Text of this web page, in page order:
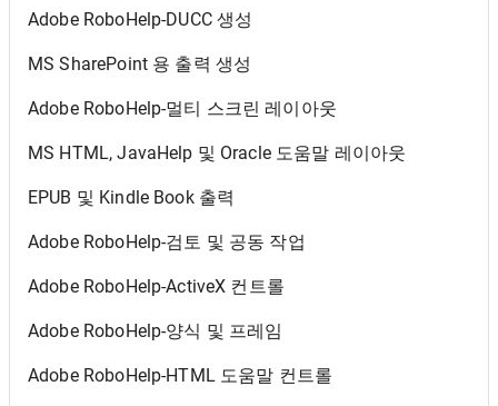
Adobe RoboHelp-DUCC 생성
MS SharePoint 용 출력 생성
Adobe RoboHelp-멀티 스크린 레이아웃
MS HTML, JavaHelp 및 Oracle 도움말 레이아웃
EPUB 및 Kindle Book 출력
Adobe RoboHelp-검토 및 공동 작업
Adobe RoboHelp-ActiveX 컨트롤
Adobe RoboHelp-양식 및 프레임
Adobe RoboHelp-HTML 도움말 컨트롤